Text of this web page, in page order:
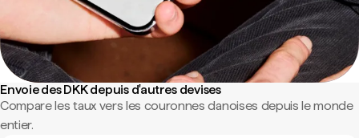
Envoie des DKK depuis d'autres devises
Compare les taux vers les couronnes danoises depuis le monde
entier.